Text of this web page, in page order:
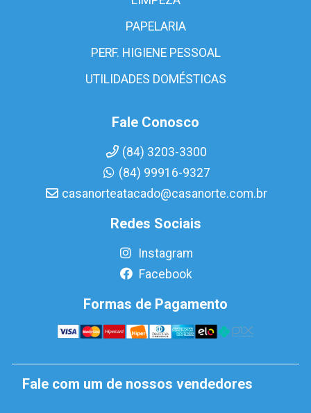
PAPELARIA
PERF. HIGIENE PESSOAL
UTILIDADES DOMÉSTICAS
Fale Conosco
(84) 3203-3300
(84) 99916-9327
casanorteatacado@casanorte.com.br
Redes Sociais
Instagram
Facebook
Formas de Pagamento
Fale com um de nossos vendedores